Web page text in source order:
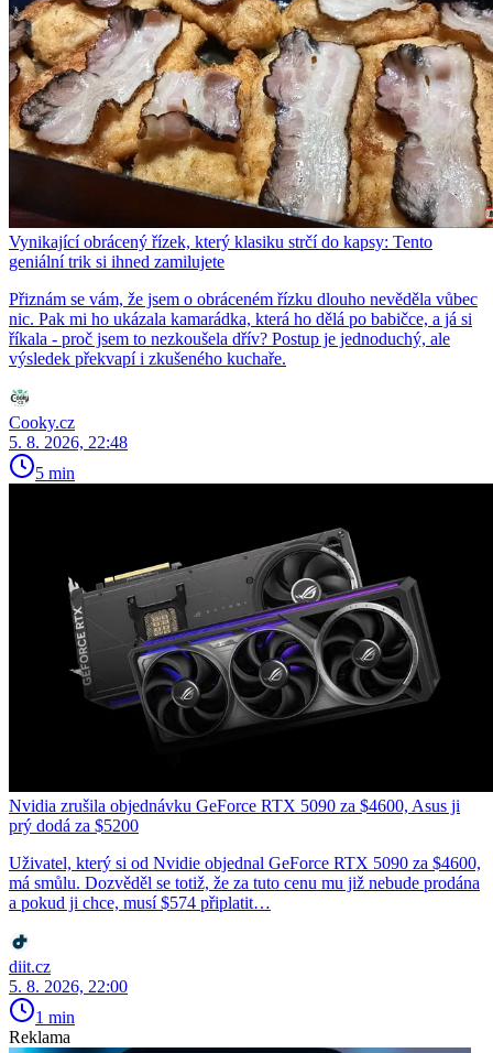
Vynikající obrácený řízek, který klasiku strčí do kapsy: Tento
geniální trik si ihned zamilujete
Přiznám se vám, že jsem o obráceném řízku dlouho nevěděla vůbec
nic. Pak mi ho ukázala kamarádka, která ho dělá po babičce, a já si
říkala - proč jsem to nezkoušela dřív? Postup je jednoduchý, ale
výsledek překvapí i zkušeného kuchaře.
Cooky.cz
5. 8. 2026, 22:48
5 min
Nvidia zrušila objednávku GeForce RTX 5090 za $4600, Asus ji
prý dodá za $5200
Uživatel, který si od Nvidie objednal GeForce RTX 5090 za $4600,
má smůlu. Dozvěděl se totiž, že za tuto cenu mu již nebude prodána
a pokud ji chce, musí $574 připlatit…
diit.cz
5. 8. 2026, 22:00
1 min
Reklama